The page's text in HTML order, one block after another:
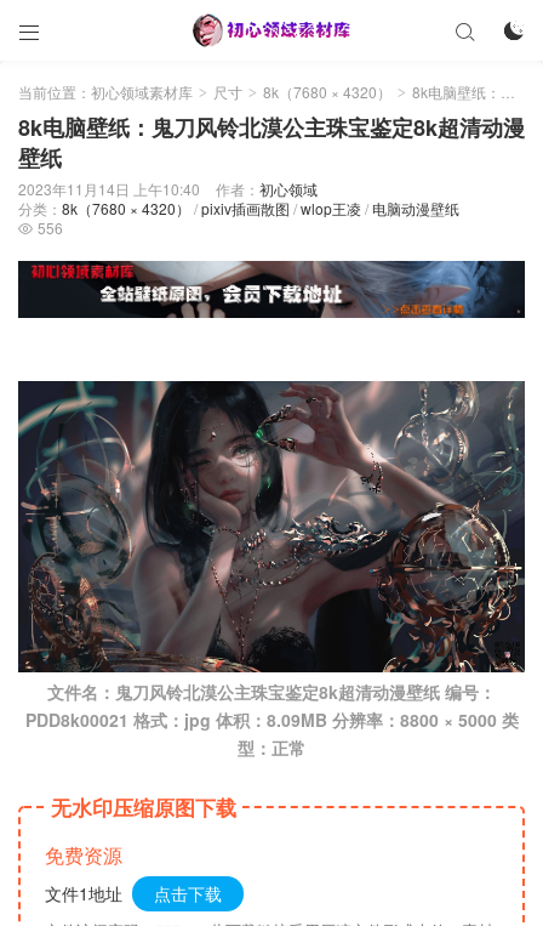
 

当前位置： 初心领域素材库 > 尺寸 > 8k（7680 × 4320） > 8k电脑壁纸：鬼刀风铃北漠公主珠宝鉴定8k超清动漫壁纸
8k电脑壁纸：鬼刀风铃北漠公主珠宝鉴定8k超清动漫
壁纸
2023年11月14日 上午10:40 作者： 初心领域
分类： 8k（7680 × 4320） /pixiv插画散图 /wlop王凌 / 电脑动漫壁纸
 556
文件名：鬼刀风铃北漠公主珠宝鉴定8k超清动漫壁纸 编号：
PDD8k00021 格式：jpg 体积：8.09MB 分辨率：8800 × 5000 类
型：正常
无水印压缩原图下载
免费资源
文件1地址 点击下载